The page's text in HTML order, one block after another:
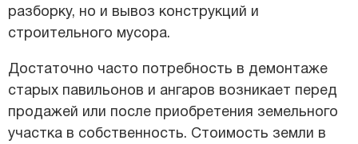
разборку, но и вывоз конструкций и
строительного мусора.
Достаточно часто потребность в демонтаже
старых павильонов и ангаров возникает перед
продажей или после приобретения земельного
участка в собственность. Стоимость земли в